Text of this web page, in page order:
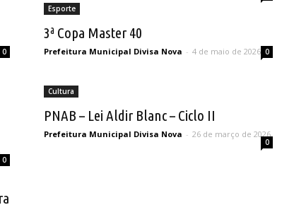
0
Esporte
3ª Copa Master 40
Prefeitura Municipal Divisa Nova - 4 de maio de 2026 0
0
Cultura
PNAB – Lei Aldir Blanc – Ciclo II
Prefeitura Municipal Divisa Nova - 26 de março de 2026
0